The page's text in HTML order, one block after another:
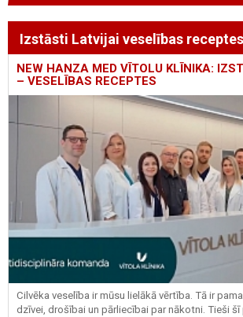
Izstāsti Latvijai veselības receptes
NEW HANZA MED VĪTOLU KLĪNIKA:
– VESELĪBAS RECEPTES
Cilvēka veselība ir mūsu lielākā vērtība. Tā ir
dzīvei, drošībai un pārliecībai par nākotni. Tieši